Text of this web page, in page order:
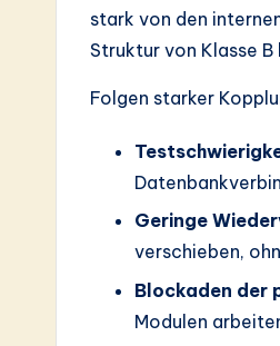
stark von den
Struktur von Klasse
Folgen starker
Geringe
verschieben,
Blockaden der
Modulen